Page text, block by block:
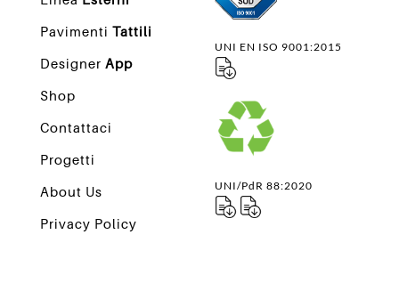
Pavimenti Tattili
Designer App
Shop
Contattaci
Progetti
About Us
Privacy Policy
UNI EN ISO 9001:2015
UNI/PdR 88:2020